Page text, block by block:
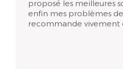
proposé les meilleures
enfin mes problèmes de
recommande vivement